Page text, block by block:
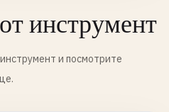
инструмент
и посмотрите